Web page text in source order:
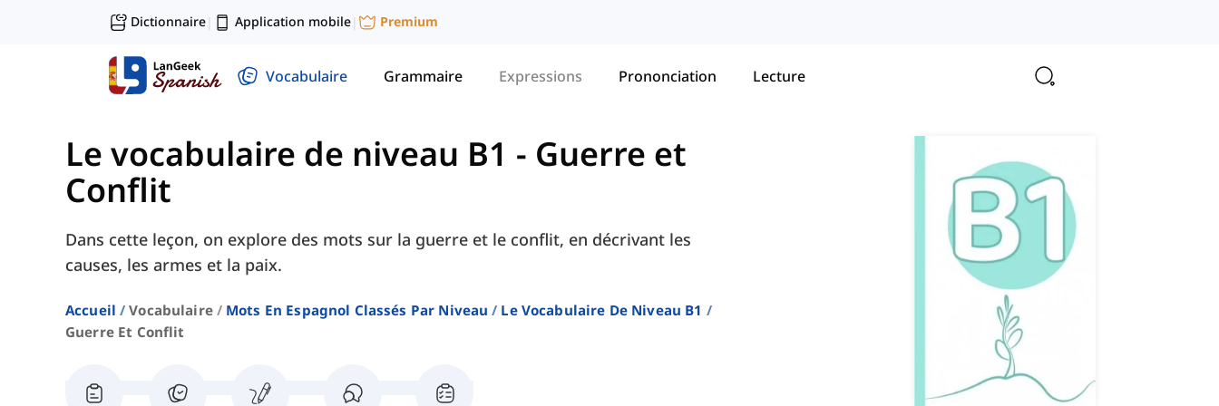
Dictionnaire| Application mobile| Premium
Vocabulaire Grammaire Expressions Prononciation Lecture
Le vocabulaire de niveau B1 - Guerre et
Conflit
Dans cette leçon, on explore des mots sur la guerre et le conflit, en décrivant les
causes, les armes et la paix.
Accueil Vocabulaire Mots En Espagnol Classés Par Niveau
Le Vocabulaire De Niveau B1
Guerre Et Conflit